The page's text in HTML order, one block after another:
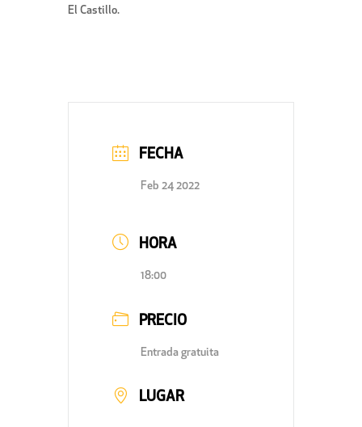
El Castillo.
FECHA
Feb 24 2022
HORA
18:00
PRECIO
Entrada gratuita
LUGAR